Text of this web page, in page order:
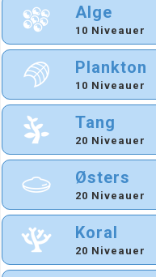
Alge
10 Niveauer
Plankton
10 Niveauer
Tang
20 Niveauer
Østers
20 Niveauer
Koral
20 Niveauer